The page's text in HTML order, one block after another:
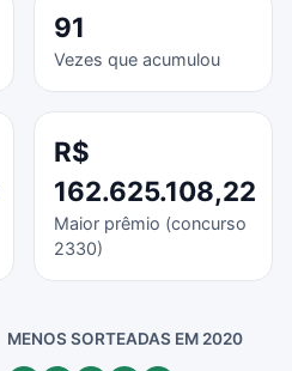
91
Vezes que acumulou
R$
162.625.108,22
Maior prêmio (concurso
2330)
MENOS SORTEADAS EM 2020